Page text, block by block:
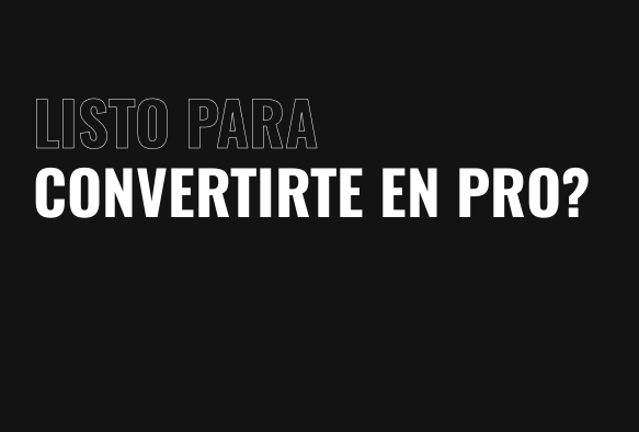
LISTO PARA
CONVERTIRTE EN PRO?